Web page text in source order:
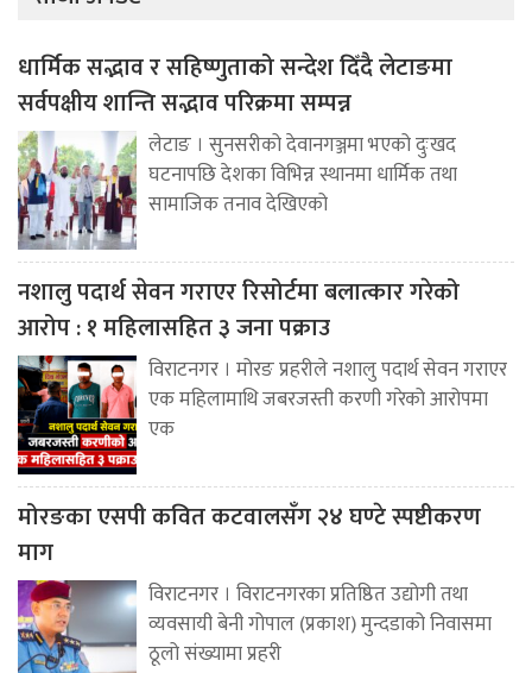
धार्मिक सद्भाव र सहिष्णुताको सन्देश दिँदै लेटाङमा
सर्वपक्षीय शान्ति सद्भाव परिक्रमा सम्पन्न
लेटाङ । सुनसरीको देवानगञ्जमा भएको दुःखद
घटनापछि देशका विभिन्न स्थानमा धार्मिक तथा
सामाजिक तनाव देखिएको
नशालु पदार्थ सेवन गराएर रिसोर्टमा बलात्कार गरेको
आरोप : १ महिलासहित ३ जना पक्राउ
विराटनगर । मोरङ प्रहरीले नशालु पदार्थ सेवन गराएर
एक महिलामाथि जबरजस्ती करणी गरेको आरोपमा
एक
मोरङका एसपी कवित कटवालसँग २४ घण्टे स्पष्टीकरण
माग
विराटनगर । विराटनगरका प्रतिष्ठित उद्योगी तथा
व्यवसायी बेनी गोपाल (प्रकाश) मुन्दडाको निवासमा
ठूलो संख्यामा प्रहरी